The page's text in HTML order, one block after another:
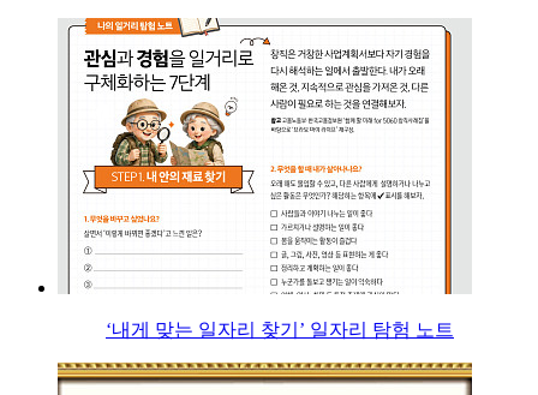
‘내게 맞는 일자리 찾기’ 일자리 탐험 노트